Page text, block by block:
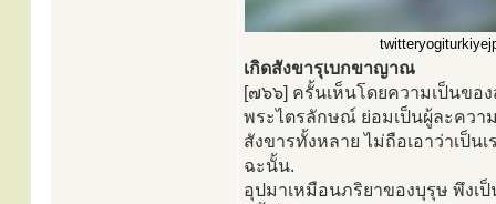
เกิดสังขารุเบกขาญาณ
[๗๖๖] ครั้นเห็นโดยความเป็นข
พระไตรลักษณ์ ย่อมเป็นผู้ละควา
สังขารทั้งหลาย ไม่ถือเอาว่าเป็น
ฉะนั้น.
อุปมาเหมือนภริยาของบุรุษ พึงเ